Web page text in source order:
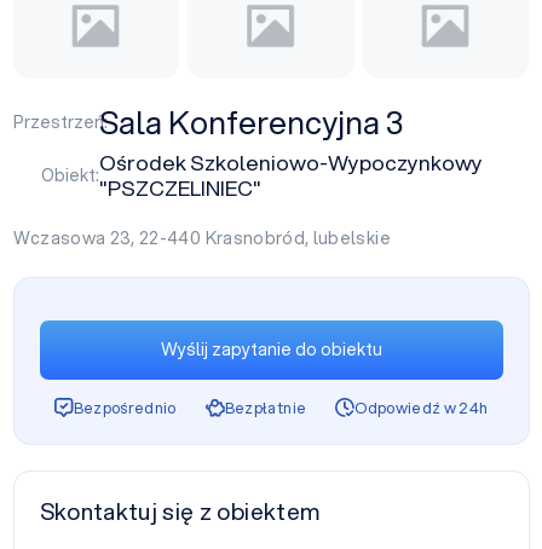
Przestrzeń:Sala Konferencyjna 3
Obiekt:Ośrodek Szkoleniowo-Wypoczynkowy
"PSZCZELINIEC"
Wczasowa 23, 22-440 Krasnobród, lubelskie
Wyślij zapytanie do obiektu
Bezpośrednio Bezpłatnie Odpowiedź w 24h
Skontaktuj się z obiektem